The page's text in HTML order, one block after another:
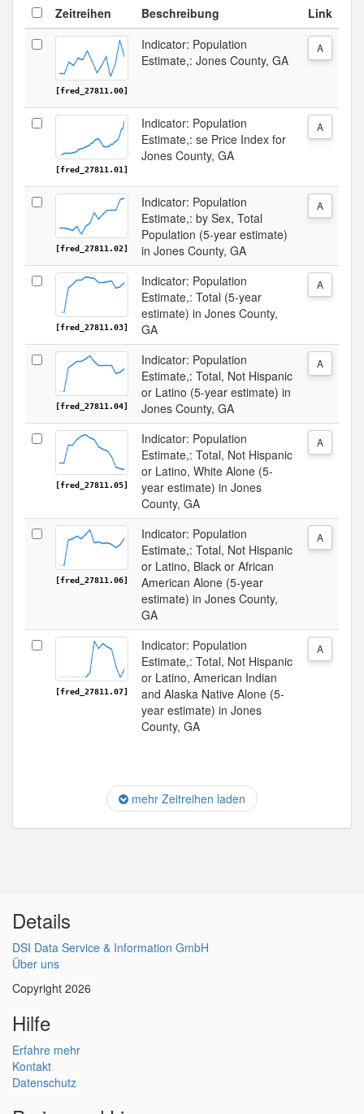
Zeitreihen Beschreibung Link
[fred_27811.00]
Indicator: Population
Estimate,: Jones County, GA
A
[fred_27811.01]
Indicator: Population
Estimate,: se Price Index for
Jones County, GA
A
[fred_27811.02]
Indicator: Population
Estimate,: by Sex, Total
Population (5-year estimate)
in Jones County, GA
A
[fred_27811.03]
Indicator: Population
Estimate,: Total (5-year
estimate) in Jones County,
GA
A
[fred_27811.04]
Indicator: Population
Estimate,: Total, Not Hispanic
or Latino (5-year estimate) in
Jones County, GA
A
[fred_27811.05]
Indicator: Population
Estimate,: Total, Not Hispanic
or Latino, White Alone (5-
year estimate) in Jones
County, GA
A
[fred_27811.06]
Indicator: Population
Estimate,: Total, Not Hispanic
or Latino, Black or African
American Alone (5-year
estimate) in Jones County,
GA
A
[fred_27811.07]
Indicator: Population
Estimate,: Total, Not Hispanic
or Latino, American Indian
and Alaska Native Alone (5-
year estimate) in Jones
County, GA
A
mehr Zeitreihen laden
Details
DSI Data Service & Information GmbH
Über uns
Copyright 2026
Hilfe
Erfahre mehr
Kontakt
Datenschutz